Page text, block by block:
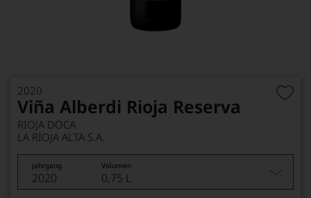
2020
Viña Alberdi Rioja Reserva
RIOJA DOCA
LA RIOJA ALTA S.A.
Jahrgang Volumen
2020 0,75 L